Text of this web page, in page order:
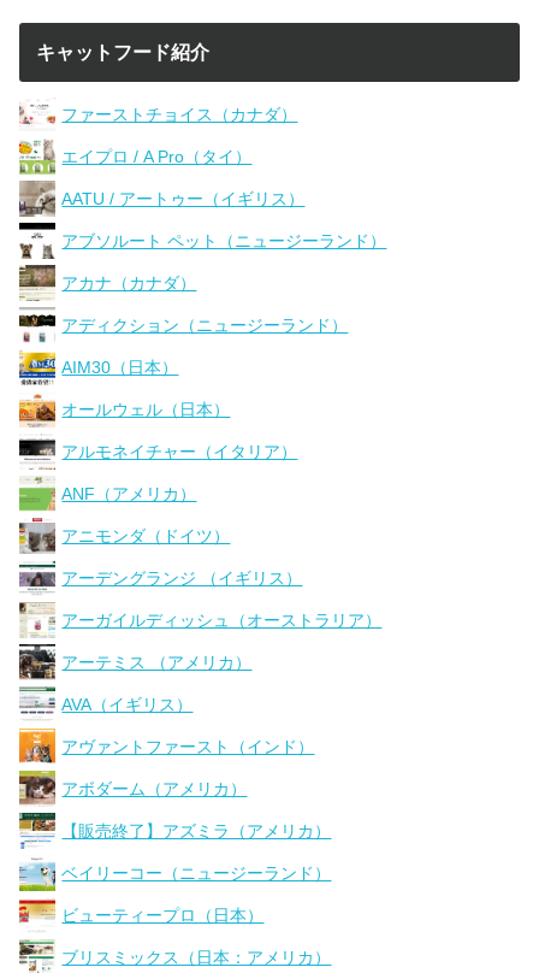
キャットフード紹介
ファーストチョイス（カナダ）
エイプロ / A Pro（タイ）
AATU / アートゥー（イギリス）
アブソルート ペット（ニュージーランド）
アカナ（カナダ）
アディクション（ニュージーランド）
AIM30（日本）
オールウェル（日本）
アルモネイチャー（イタリア）
ANF（アメリカ）
アニモンダ（ドイツ）
アーデングランジ （イギリス）
アーガイルディッシュ（オーストラリア）
アーテミス （アメリカ）
AVA（イギリス）
アヴァントファースト（インド）
アボダーム（アメリカ）
【販売終了】アズミラ（アメリカ）
ベイリーコー（ニュージーランド）
ビューティープロ（日本）
ブリスミックス（日本：アメリカ）